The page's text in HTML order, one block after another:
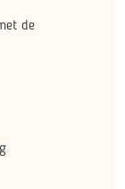
de